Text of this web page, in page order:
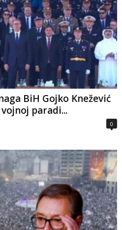
BiH Gojko Knežević
paradi...
0